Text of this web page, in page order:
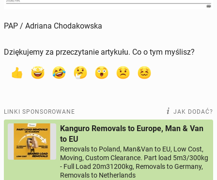
PAP / Adriana Chodakowska
Dziękujemy za przeczytanie artykułu. Co o tym myślisz?
LINKI SPONSOROWANE JAK DODAĆ?
Kanguro Removals to Europe, Man & Van
to EU
Removals to Poland, Man&Van to EU, Low Cost,
Moving, Custom Clearance. Part load 5m3/300kg
- Full Load 20m31200kg, Removals to Germany,
Removals to Netherlands